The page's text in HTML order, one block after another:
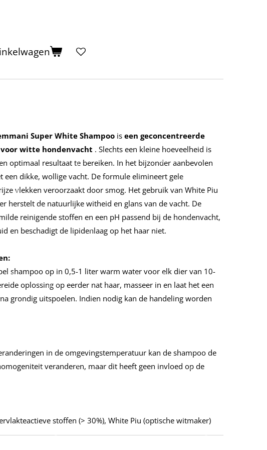
Super White Shampoo is een geconcentreerde
witte hondenvacht . Slechts een kleine hoeveelheid is
​​optimaal resultaat te bereiken. In het bijzonder aanbevolen
een dikke, wollige vacht. De formule elimineert gele
vlekken veroorzaakt door smog. Het gebruik van White Piu
herstelt de natuurlijke witheid en glans van de vacht. De
reinigende stoffen en een pH passend bij de hondenvacht,
en beschadigt de lipidenlaag op het haar niet.
shampoo op in 0,5-1 liter warm water voor elk dier van 10-
oplossing op eerder nat haar, masseer in en laat het een
grondig uitspoelen. Indien nodig kan de handeling worden
in de omgevingstemperatuur kan de shampoo de
veranderen, maar dit heeft geen invloed op de
stoffen (> 30%), White Piu (optische witmaker)